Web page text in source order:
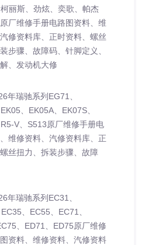
丽斯、劲炫、奕歌、帕杰
厂维修手册电路图资料、维
修资料库、正时资料、螺丝
步骤、故障码、针脚定义、
、发动机大修
年瑞驰系列EG71、
、EK05A、EK07S、
V、S513原厂维修手册电
维修资料、汽修资料库、正
丝扭力、拆装步骤、故障
年瑞驰系列EC31、
、EC55、EC71、
、ED71、ED75原厂维修
资料、维修资料、汽修资料